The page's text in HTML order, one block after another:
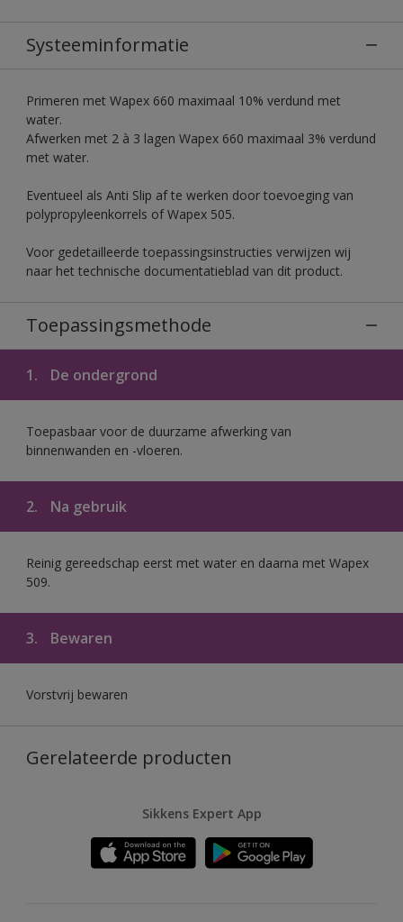
Systeeminformatie
Primeren met Wapex 660 maximaal 10% verdund met
water.
Afwerken met 2 à 3 lagen Wapex 660 maximaal 3% verdund
met water.
Eventueel als Anti Slip af te werken door toevoeging van
polypropyleenkorrels of Wapex 505.
Voor gedetailleerde toepassingsinstructies verwijzen wij
naar het technische documentatieblad van dit product.
Toepassingsmethode
1. De ondergrond
Toepasbaar voor de duurzame afwerking van
binnenwanden en -vloeren.
2. Na gebruik
Reinig gereedschap eerst met water en daarna met Wapex
509.
3. Bewaren
Vorstvrij bewaren
Gerelateerde producten
Sikkens Expert App